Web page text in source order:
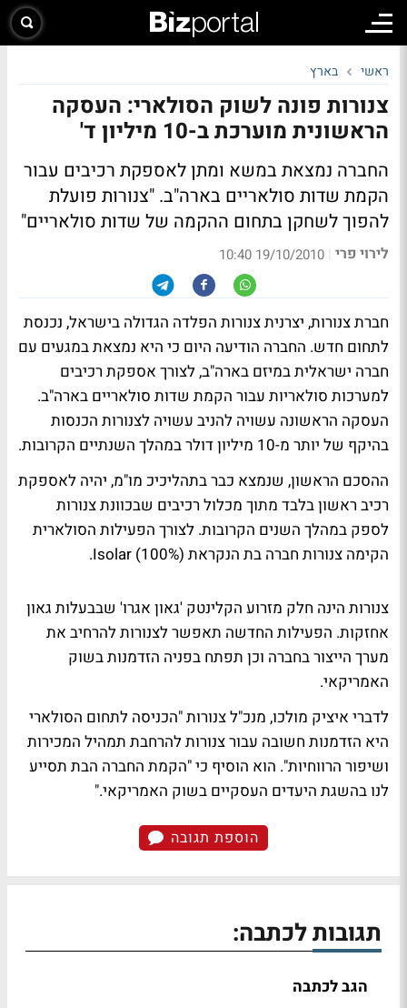
ראשי בארץ
צנורות פונה לשוק הסולארי: העסקה
הראשונית מוערכת ב-10 מיליון ד'
החברה נמצאת במשא ומתן לאספקת רכיבים עבור
הקמת שדות סולאריים בארה"ב. "צנורות פועלת
להפוך לשחקן בתחום ההקמה של שדות סולאריים"
לירוי פרי |
19/10/2010 10:40
חברת צנורות, יצרנית צנורות הפלדה הגדולה בישראל, נכנסת
לתחום חדש. החברה הודיעה היום כי היא נמצאת במגעים עם
חברה ישראלית במיזם בארה"ב, לצורך אספקת רכיבים
למערכות סולאריות עבור הקמת שדות סולאריים בארה"ב.
העסקה הראשונה עשויה להניב עשויה לצנורות הכנסות
בהיקף של יותר מ-10 מיליון דולר במהלך השנתיים הקרובות.
ההסכם הראשון, שנמצא כבר בתהליכיכ מו"מ, יהיה לאספקת
רכיב ראשון בלבד מתוך מכלול רכיבים שבכוונת צנורות
לספק במהלך השנים הקרובות. לצורך הפעילות הסולארית
הקימה צנורות חברה בת הנקראת Isolar (100%).
צנורות הינה חלק מזרוע הקלינטק 'גאון אגרו' שבבעלות גאון
אחזקות. הפעילות החדשה תאפשר לצנורות להרחיב את
מערך הייצור בחברה וכן תפתח בפניה הזדמנות בשוק
האמריקאי.
לדברי איציק מולכו, מנכ"ל צנורות "הכניסה לתחום הסולארי
היא הזדמנות חשובה עבור צנורות להרחבת תמהיל המכירות
ושיפור הרווחיות". הוא הוסיף כי "הקמת החברה הבת תסייע
לנו בהשגת היעדים העסקיים בשוק האמריקאי."
הוספת תגובה
תגובות לכתבה:
הגב לכתבה